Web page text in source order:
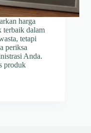
harga
terbaik dalam
tetapi
periksa
Anda.
produk